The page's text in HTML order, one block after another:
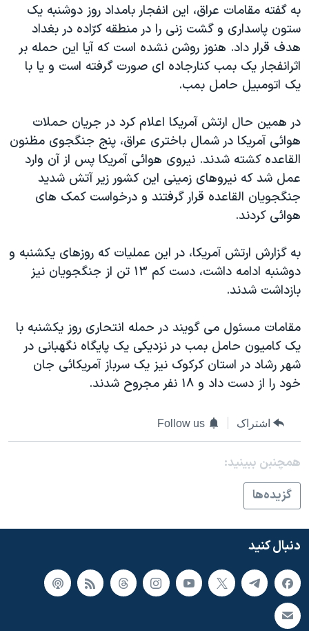
فرهنگ و زندگی
حقوق شهروندی
اقتصادی
اسرائیل در جنگ
گالری عکس
آرشیو پخش زنده
مستندها
انتخابات ریاست جمهوری آمریکا ۲۰۲۴
حمله جمهوری اسلامی به اسرائیل
ورزش زنان در ایران
اعتراضات زن، زندگی، آزادی
مجموعه مستندهای دادخواهی
تریبونال مردمی آبان ۹۸
دادگاه حمید نوری
چهل سال گروگان‌گیری
قانون شفافیت دارائی کادر رهبری ایران
اسرائیل در جنگ
نرگس محمدی برنده جایزه نوبل صلح
همایش محافظه‌کاران آمریکا «سی‌پک»
سفر پرزیدنت ترامپ به چین
دنبال کنید
زبانهای مختلف
به گفته مقامات عراق، این انفجار بامداد روز دوشنبه یک
ستون پاسداری و گشت زنی را در منطقه کرّاده در بغداد
هدف قرار داد. هنوز روشن نشده است که آیا این حمله بر
اثرانفجار یک بمب کنارجاده ای صورت گرفته است و یا با
یک اتومبیل حامل بمب.
در همین حال ارتش آمریکا اعلام کرد در جریان حملات
هوائی آمریکا در شمال باختری عراق، پنج جنگجوی مظنون
القاعده کشته شدند. نیروی هوائی آمریکا پس از آن وارد
عمل شد که نیروهای زمینی این کشور زیر آتش شدید
جنگجویان القاعده قرار گرفتند و درخواست کمک های
هوائی کردند.
به گزارش ارتش آمریکا، در این عملیات که روزهای یکشنبه و
دوشنبه ادامه داشت، دست کم ١٣ تن از جنگجویان نیز
بازداشت شدند.
مقامات مسئول می گویند در حمله انتحاری روز یکشنبه با
یک کامیون حامل بمب در نزدیکی یک پایگاه نگهبانی در
شهر رشاد در استان کرکوک نیز یک سرباز آمریکائی جان
خود را از دست داد و ١٨ نفر مجروح شدند.
اشتراک Follow us
همچنبن ببینید:
گزيده‌ها
دنبال کنید